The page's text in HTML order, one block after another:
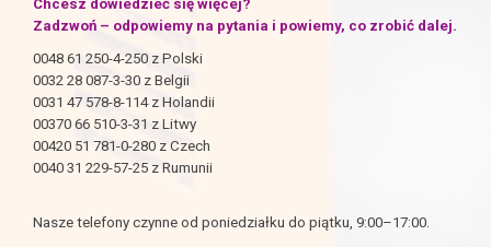
Chcesz dowiedzieć się więcej?
Zadzwoń – odpowiemy na pytania i powiemy, co zrobić dalej.
0048 61 250-4-250 z Polski
0032 28 087-3-30 z Belgii
0031 47 578-8-114 z Holandii
00370 66 510-3-31 z Litwy
00420 51 781-0-280 z Czech
0040 31 229-57-25 z Rumunii
Nasze telefony czynne od poniedziałku do piątku, 9:00–17:00.